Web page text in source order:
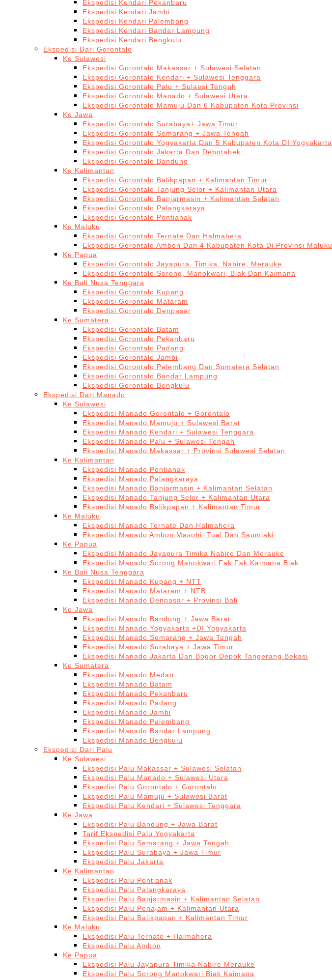
Ekspedisi Kendari Pekanbaru
Ekspedisi Kendari Jambi
Ekspedisi Kendari Palembang
Ekspedisi Kendari Bandar Lampung
Ekspedisi Kendari Bengkulu
Ekspedisi Dari Gorontalo
Ke Sulawesi
Ekspedisi Gorontalo Makassar + Sulawesi Selatan
Ekspedisi Gorontalo Kendari + Sulawesi Tenggara
Ekspedisi Gorontalo Palu + Sulaesi Tengah
Ekspedisi Gorontalo Manado + Sulawesi Utara
Ekspedisi Gorontalo Mamuju Dan 6 Kabupaten Kota Provinsi
Ke Jawa
Ekspedisi Gorontalo Surabaya+ Jawa Timur
Ekspedisi Gorontalo Semarang + Jawa Tengah
Ekspedisi Gorontalo Yogyakarta Dan 5 Kabupaten Kota DI Yogyakarta
Ekspedisi Gorontalo Jakarta Dan Debotabek
Ekspedisi Gorontalo Bandung
Ke Kalimantan
Ekspedisi Gorontalo Balikpapan + Kalimantan Timur
Ekspedisi Gorontalo Tanjung Selor + Kalimantan Utara
Ekspedisi Gorontalo Banjarmasin + Kalimantan Selatan
Ekspedisi Gorontalo Palangkaraya
Ekspedisi Gorontalo Pontianak
Ke Maluku
Ekspedisi Gorontalo Ternate Dan Halmahera
Ekspedisi Gorontalo Ambon Dan 4 Kabupaten Kota Di Provinsi Maluku
Ke Papua
Ekspedisi Gorontalo Jayapura, Timika, Nabire, Merauke
Ekspedisi Gorontalo Sorong, Manokwari, Biak Dan Kaimana
Ke Bali Nusa Tenggara
Ekspedisi Gorontalo Kupang
Ekspedisi Gorontalo Mataram
Ekspedisi Gorontalo Denpasar
Ke Sumatera
Ekspedisi Gorontalo Batam
Ekspedisi Gorontalo Pekanbaru
Ekspedisi Gorontalo Padang
Ekspedisi Gorontalo Jambi
Ekspedisi Gorontalo Palembang Dan Sumatera Selatan
Ekspedisi Gorontalo Bandar Lampung
Ekspedisi Gorontalo Bengkulu
Ekspedisi Dari Manado
Ke Sulawesi
Ekspedisi Manado Gorontalo + Gorontalo
Ekspedisi Manado Mamuju + Sulawesi Barat
Ekspedisi Manado Kendari + Sulawesi Tenggara
Ekspedisi Manado Palu + Sulawesi Tengah
Ekspedisi Manado Makassar + Provinsi Sulawesi Selatan
Ke Kalimantan
Ekspedisi Manado Pontianak
Ekspedisi Manado Palangkaraya
Ekspedisi Manado Banjarmasin + Kalimantan Selatan
Ekspedisi Manado Tanjung Selor + Kalimantan Utara
Ekspedisi Manado Balikpapan + Kalimantan Timur
Ke Maluku
Ekspedisi Manado Ternate Dan Halmahera
Ekspedisi Manado Ambon Masohi, Tual Dan Saumlaki
Ke Papua
Ekspedisi Manado Jayapura Timika Nabire Dan Merauke
Ekspedisi Manado Sorong Manokwari Fak Fak Kaimana Biak
Ke Bali Nusa Tenggara
Ekspedisi Manado Kupang + NTT
Ekspedisi Manado Mataram + NTB
Ekspedisi Manado Denpasar + Provinsi Bali
Ke Jawa
Ekspedisi Manado Bandung + Jawa Barat
Ekspedisi Manado Yogyakarta +DI Yogyakarta
Ekspedisi Manado Semarang + Jawa Tengah
Ekspedisi Manado Surabaya + Jawa Timur
Ekspedisi Manado Jakarta Dan Bogor Depok Tangerang Bekasi
Ke Sumatera
Ekspedisi Manado Medan
Ekspedisi Manado Batam
Ekspedisi Manado Pekanbaru
Ekspedisi Manado Padang
Ekspedisi Manado Jambi
Ekspedisi Manado Palembang
Ekspedisi Manado Bandar Lampung
Ekspedisi Manado Bengkulu
Ekspedisi Dari Palu
Ke Sulawesi
Ekspedisi Palu Makassar + Sulawesi Selatan
Ekspedisi Palu Manado + Sulawesi Utara
Ekspedisi Palu Gorontalo + Gorontalo
Ekspedisi Palu Mamuju + Sulawesi Barat
Ekspedisi Palu Kendari + Sulawesi Tenggara
Ke Jawa
Ekspedisi Palu Bandung + Jawa Barat
Tarif Ekspedisi Palu Yogyakarta
Ekspedisi Palu Semarang + Jawa Tengah
Ekspedisi Palu Surabaya + Jawa Timur
Ekspedisi Palu Jakarta
Ke Kalimantan
Ekspedisi Palu Pontianak
Ekspedisi Palu Palangkaraya
Ekspedisi Palu Banjarmasin + Kalimantan Selatan
Ekspedisi Palu Penajam + Kalimantan Utara
Ekspedisi Palu Balikpapan + Kalimantan Timur
Ke Maluku
Ekspedisi Palu Ternate + Halmahera
Ekspedisi Palu Ambon
Ke Papua
Ekspedisi Palu Jayapura Timika Nabire Merauke
Ekspedisi Palu Sorong Manokwari Biak Kaimana